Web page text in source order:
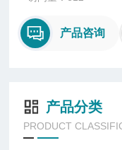
产品咨询
产品分类
PRODUCT